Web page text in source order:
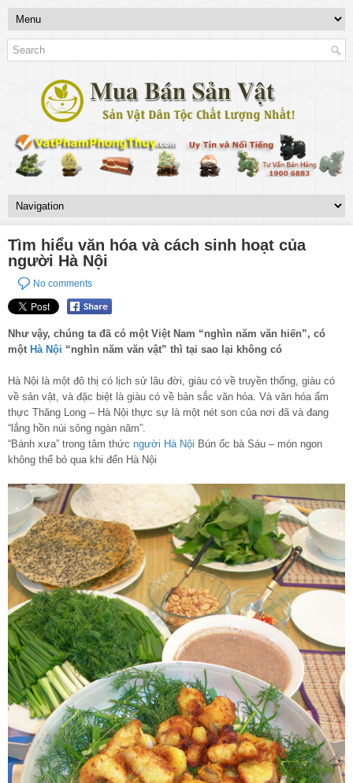
Tìm hiểu văn hóa và cách sinh hoạt của
người Hà Nội
No comments
Như vậy, chúng ta đã có một Việt Nam “nghìn năm văn hiến”, có
một Hà Nội “nghìn năm văn vật” thì tại sao lại không có
Hà Nội là một đô thị có lịch sử lâu đời, giàu có về truyền thống, giàu có
về sản vật, và đặc biệt là giàu có về bản sắc văn hóa. Và văn hóa ẩm
thực Thăng Long – Hà Nội thực sự là một nét son của nơi đã và đang
“lắng hồn núi sông ngàn năm”.
“Bánh xưa” trong tâm thức người Hà Nội Bún ốc bà Sáu – món ngon
không thể bỏ qua khi đến Hà Nội